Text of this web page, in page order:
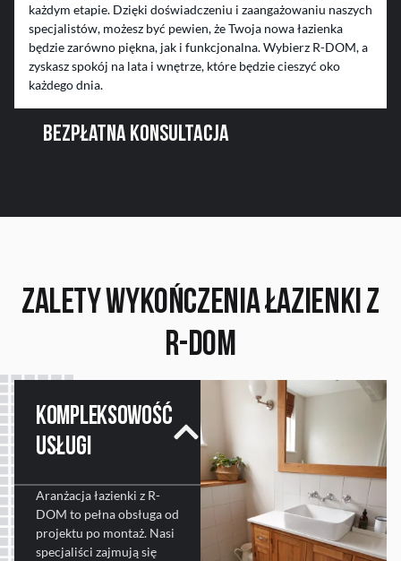
każdym etapie. Dzięki doświadczeniu i zaangażowaniu naszych
specjalistów, możesz być pewien, że Twoja nowa łazienka
będzie zarówno piękna, jak i funkcjonalna. Wybierz R-DOM, a
zyskasz spokój na lata i wnętrze, które będzie cieszyć oko
każdego dnia.
BEZPŁATNA KONSULTACJA
ZaletyWykończenia Łazienki z
R-DOM
Kompleksowość
usługi
Aranżacja łazienki z R-
DOM to pełna obsługa od
projektu po montaż. Nasi
specjaliści zajmują się